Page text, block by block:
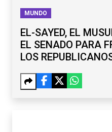
MUNDO
EL-SAYED, EL
EL SENADO PARA
LOS